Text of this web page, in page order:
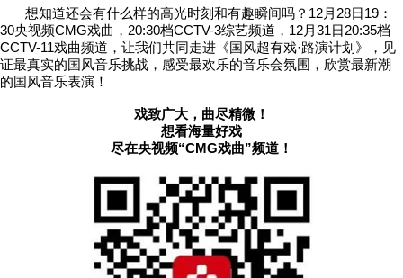
想知道还会有什么样的高光时刻和有趣瞬间吗？12月28日19：
30央视频CMG戏曲，20:30档CCTV-3综艺频道，12月31日20:35档
CCTV-11戏曲频道，让我们共同走进《国风超有戏·路演计划》，见
证最真实的国风音乐挑战，感受最欢乐的音乐会氛围，欣赏最新潮
的国风音乐表演！
戏致广大，曲尽精微！
想看海量好戏
尽在央视频“CMG戏曲”频道！